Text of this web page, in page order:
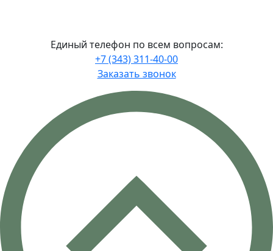
Единый телефон по всем вопросам:
+7 (343) 311-40-00
Заказать звонок